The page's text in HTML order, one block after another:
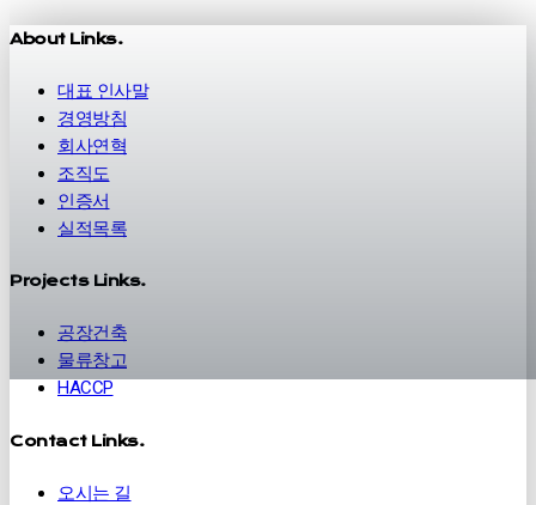
About Links.
대표 인사말
경영방침
회사연혁
조직도
인증서
실적목록
Projects Links.
공장건축
물류창고
HACCP
Contact Links.
오시는 길